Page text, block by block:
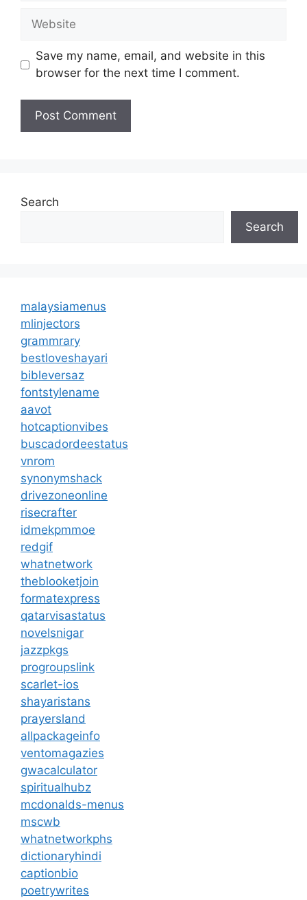
Website
Save my name, email, and website in this
browser for the next time I comment.
Search
Search
malaysiamenus
mlinjectors
grammrary
bestloveshayari
bibleversaz
fontstylename
aavot
hotcaptionvibes
buscadordeestatus
vnrom
synonymshack
drivezoneonline
risecrafter
idmekpmmoe
redgif
whatnetwork
theblooketjoin
formatexpress
qatarvisastatus
novelsnigar
jazzpkgs
progroupslink
scarlet-ios
shayaristans
prayersland
allpackageinfo
ventomagazies
gwacalculator
spiritualhubz
mcdonalds-menus
mscwb
whatnetworkphs
dictionaryhindi
captionbio
poetrywrites